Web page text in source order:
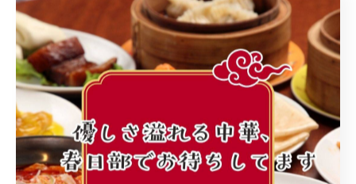
を見つけるために、まずは定番から試し、徐々にアレン
ジを加えていくのがコツです。初めての方は、店員にお
すすめトッピングを聞いてみるのも一つの方法です。
家庭でも再現できる麻婆麺の秘訣
外食だけでなく、家庭でも麻婆麺を楽しみたい方も多い
でしょう。美味しく再現するポイントは、豆板醤や甜麺